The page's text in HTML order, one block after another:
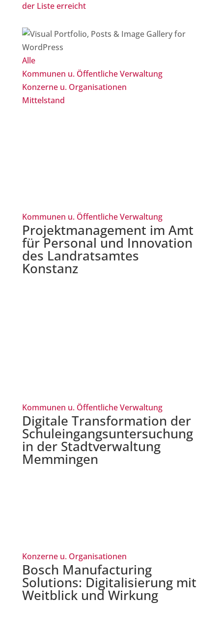
der Liste erreicht
Alle
Kommunen u. Öffentliche Verwaltung
Konzerne u. Organisationen
Mittelstand
Kommunen u. Öffentliche Verwaltung
Projektmanagement im Amt
für Personal und Innovation
des Landratsamtes
Konstanz
Kommunen u. Öffentliche Verwaltung
Digitale Transformation der
Schuleingangsuntersuchung
in der Stadtverwaltung
Memmingen
Konzerne u. Organisationen
Bosch Manufacturing
Solutions: Digitalisierung mit
Weitblick und Wirkung